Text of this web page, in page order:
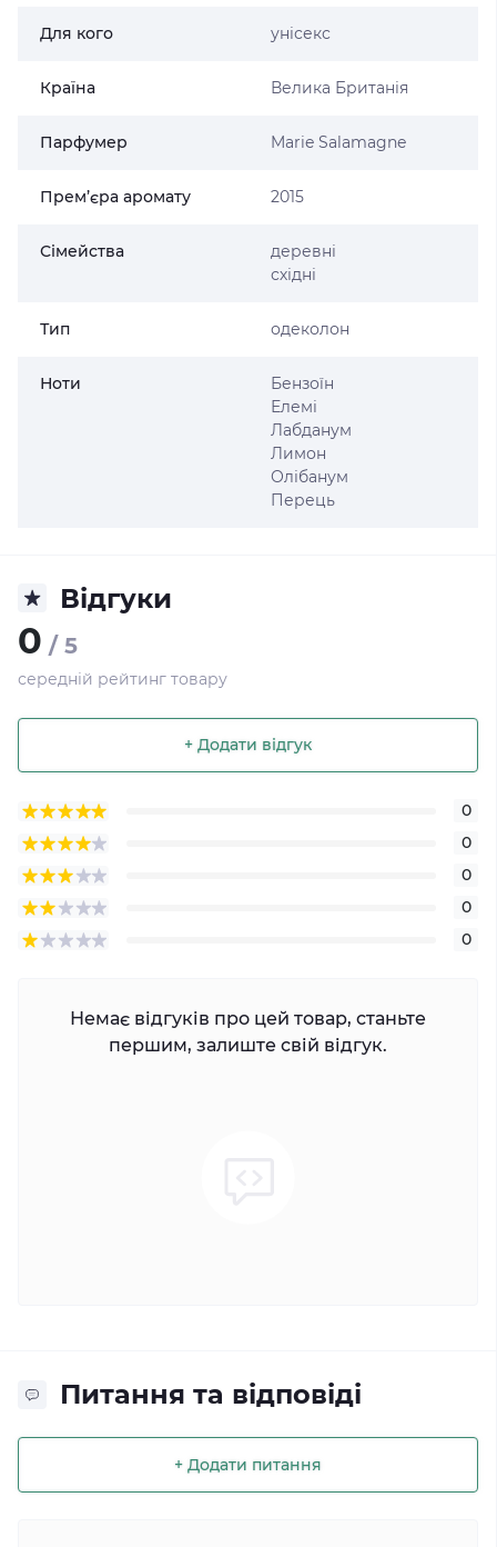
Для кого унісекс
Країна Велика Британія
Парфумер Marie Salamagne
Прем’єра аромату 2015
Сімейства
деревні
східні
Тип одеколон
Ноти
Бензоїн
Елемі
Лабданум
Лимон
Олібанум
Перець
Відгуки
0 / 5
середній рейтинг товару
+ Додати відгук
0
0
0
0
0
Немає відгуків про цей товар, станьте
першим, залиште свій відгук.
Питання та відповіді
+ Додати питання